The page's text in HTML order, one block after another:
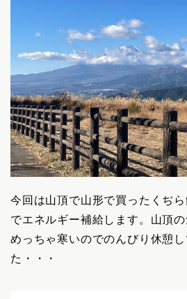
今回は山頂で山形で買ったくぢ
でエネルギー補給します。山頂
めっちゃ寒いのでのんびり休憩
た・・・